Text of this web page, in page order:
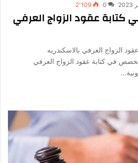
0 2٬109
عقود الزواج العرفي
الزواج العرفي بالاسكندريه
محامي متخصص في كتابة عقود الزواج العرفي